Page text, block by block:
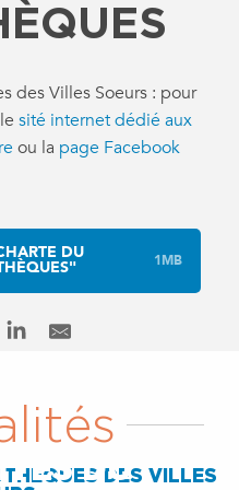
des Villes Soeurs : pour
sité internet dédié aux
ou la page Facebook
DU 1MB
DES VILLES
DU